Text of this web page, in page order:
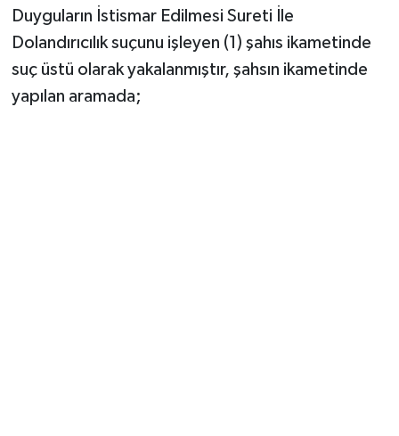
Duyguların İstismar Edilmesi Sureti İle
Dolandırıcılık suçunu işleyen (1) şahıs ikametinde
suç üstü olarak yakalanmıştır, şahsın ikametinde
yapılan aramada;